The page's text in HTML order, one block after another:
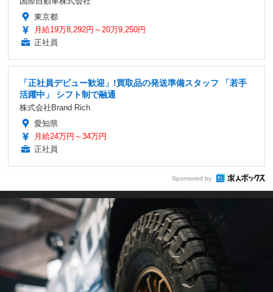
東京都
月給19万8,292円～20万9,250円
正社員
「正社員デビュー歓迎」!買取品の発送準備スタッフ 「若手
活躍中」 シフト制で融通
株式会社Brand Rich
愛知県
月給24万円～34万円
正社員
Sponsored by